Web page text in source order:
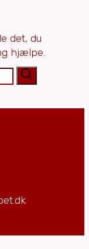
det, du
hjælpe.